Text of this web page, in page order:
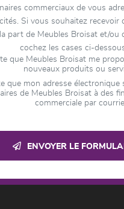
commerciaux de vous
Si vous souhaitez recevoir
part de Meubles Broisat et/ou
cochez les cases ci-
que Meubles Broisat me
nouveaux produits ou
que mon adresse
de Meubles Broisat à des
commerciale par
ENVOYER LE